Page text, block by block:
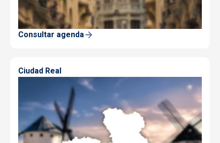
Consultar agenda
Ciudad Real